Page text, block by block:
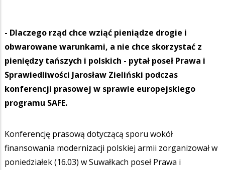
- Dlaczego rząd chce wziąć pieniądze drogie i
obwarowane warunkami, a nie chce skorzystać z
pieniędzy tańszych i polskich - pytał poseł Prawa i
Sprawiedliwości Jarosław Zieliński podczas
konferencji prasowej w sprawie europejskiego
programu SAFE.
Konferencję prasową dotyczącą sporu wokół
finansowania modernizacji polskiej armii zorganizował w
poniedziałek (16.03) w Suwałkach poseł Prawa i